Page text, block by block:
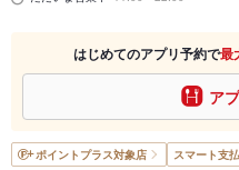
はじめてのアプリ予約で最
ア
ポイントプラス対象店 スマート支